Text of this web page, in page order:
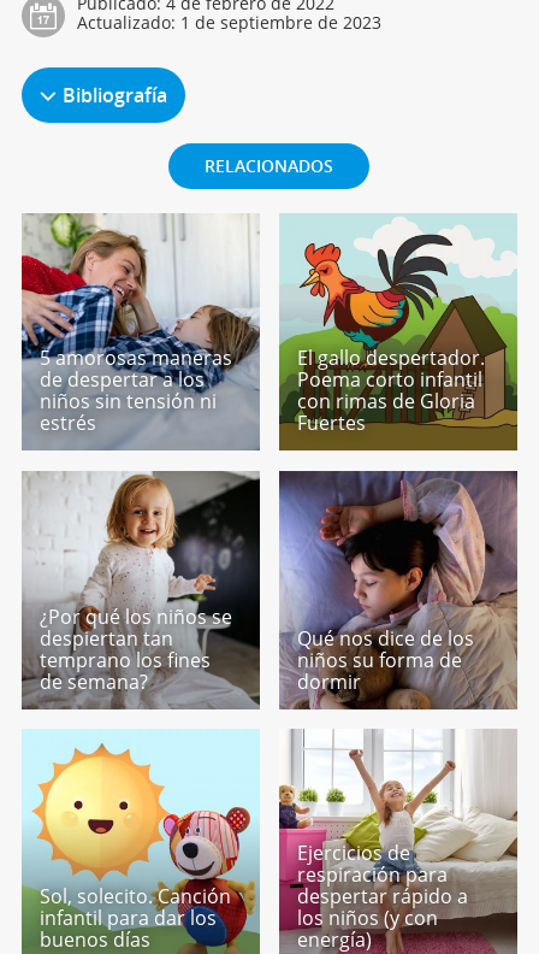
Actualizado: 1 de septiembre de 2023
Bibliografía
RELACIONADOS
5 amorosas maneras
de despertar a los
niños sin tensión ni
estrés
El gallo despertador.
Poema corto infantil
con rimas de Gloria
Fuertes
¿Por qué los niños se
despiertan tan
temprano los fines
de semana?
Qué nos dice de los
niños su forma de
dormir
Sol, solecito. Canción
infantil para dar los
buenos días
Ejercicios de
respiración para
despertar rápido a
los niños (y con
energía)